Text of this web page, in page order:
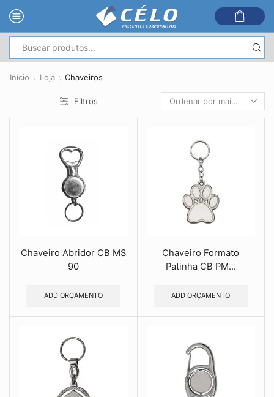
de
Início Loja Chaveiros
Filtros
Chaveiro Abridor CB MS
90
ADD ORÇAMENTO
Chaveiro Formato
Patinha CB PM...
ADD ORÇAMENTO